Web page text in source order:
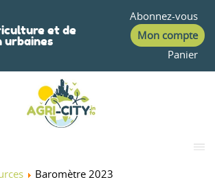
et de
urbaines
Abonnez-vous
Mon compte
Panier
Baromètre 2023